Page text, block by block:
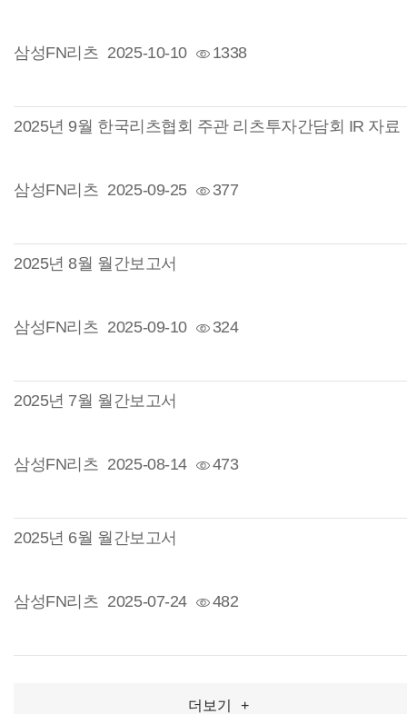
삼성FN리츠 2025-10-10 1338
2025년 9월 한국리츠협회 주관 리츠투자간담회 IR 자료
삼성FN리츠 2025-09-25 377
2025년 8월 월간보고서
삼성FN리츠 2025-09-10 324
2025년 7월 월간보고서
삼성FN리츠 2025-08-14 473
2025년 6월 월간보고서
삼성FN리츠 2025-07-24 482
더보기 +